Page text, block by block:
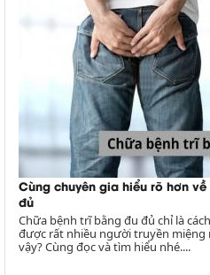
Cùng chuyên gia hiểu rõ hơn
đủ
Chữa bệnh trĩ bằng đu đủ chỉ là
được rất nhiều người truyền miệng
vậy? Cùng đọc và tìm hiểu nhé....